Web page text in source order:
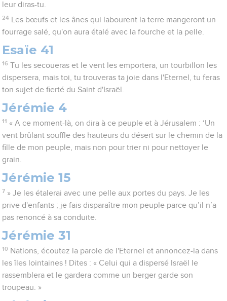
leur diras-tu.
24
Les bœufs et les ânes qui labourent la terre mangeront un
fourrage salé, qu'on aura étalé avec la fourche et la pelle.
Esaïe 41
16 Tu les secoueras et le vent les emportera, un tourbillon les
dispersera, mais toi, tu trouveras ta joie dans l'Eternel, tu feras
ton sujet de fierté du Saint d'Israël.
Jérémie 4
11 « A ce moment-là, on dira à ce peuple et à Jérusalem : ‘Un
vent brûlant souffle des hauteurs du désert sur le chemin de la
fille de mon peuple, mais non pour trier ni pour nettoyer le
grain.
Jérémie 15
7 » Je les étalerai avec une pelle aux portes du pays. Je les
prive d'enfants ; je fais disparaître mon peuple parce qu’il n’a
pas renoncé à sa conduite.
Jérémie 31
10 Nations, écoutez la parole de l'Eternel et annoncez-la dans
les îles lointaines ! Dites : « Celui qui a dispersé Israël le
rassemblera et le gardera comme un berger garde son
troupeau. »